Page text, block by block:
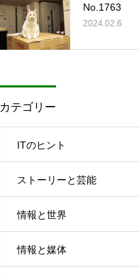
No.1763
2024.02.6
カテゴリー
ITのヒント
ストーリーと芸能
情報と世界
情報と媒体